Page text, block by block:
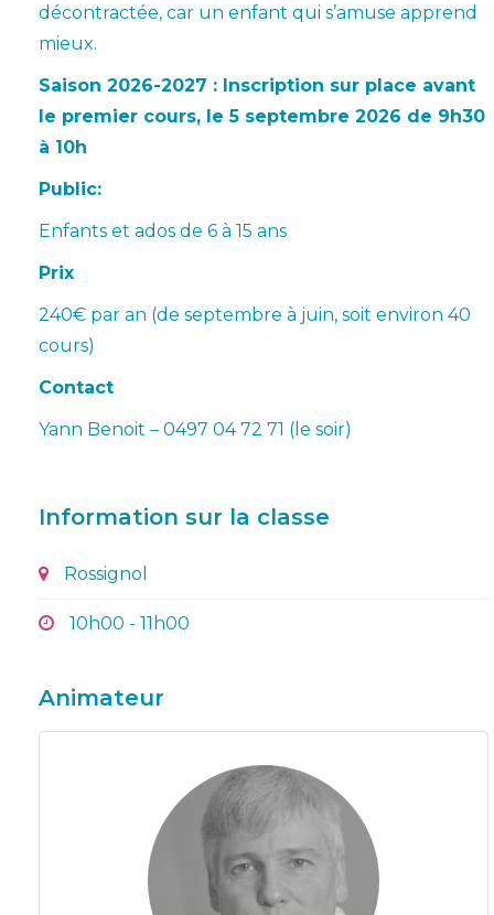
décontractée, car un enfant qui s’amuse apprend
mieux.
Saison 2026-2027 : Inscription sur place avant
le premier cours, le 5 septembre 2026 de 9h30
à 10h
Public:
Enfants et ados de 6 à 15 ans
Prix
240€ par an (de septembre à juin, soit environ 40
cours)
Contact
Yann Benoit – 0497 04 72 71 (le soir)
Information sur la classe
Rossignol
10h00 - 11h00
Animateur